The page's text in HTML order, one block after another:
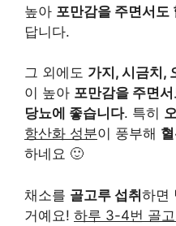
높아 포만감을 주면서도
답니다.
그 외에도 가지, 시금치,
이 높아 포만감을 주면
당뇨에 좋습니다. 특히
항산화 성분이 풍부해
하네요 🙂
채소를 골고루 섭취하면
거예요! 하루 3-4번 골